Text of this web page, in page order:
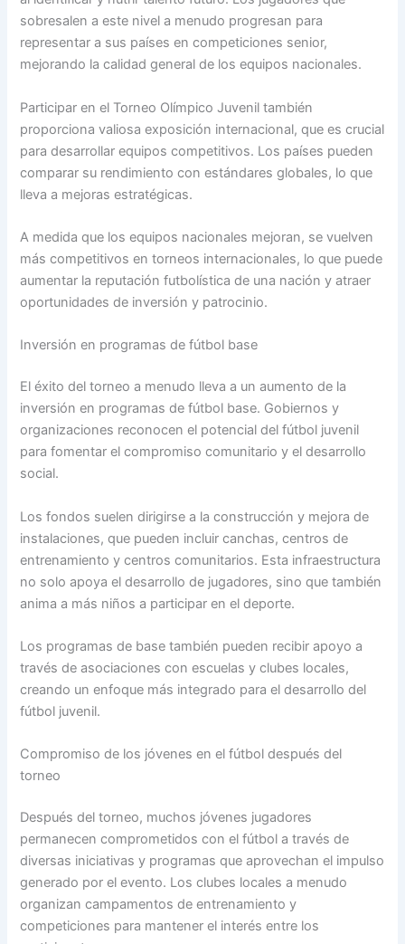
sobresalen a este nivel a menudo progresan para
representar a sus países en competiciones senior,
mejorando la calidad general de los equipos nacionales.
Participar en el Torneo Olímpico Juvenil también
proporciona valiosa exposición internacional, que es crucial
para desarrollar equipos competitivos. Los países pueden
comparar su rendimiento con estándares globales, lo que
lleva a mejoras estratégicas.
A medida que los equipos nacionales mejoran, se vuelven
más competitivos en torneos internacionales, lo que puede
aumentar la reputación futbolística de una nación y atraer
oportunidades de inversión y patrocinio.
Inversión en programas de fútbol base
El éxito del torneo a menudo lleva a un aumento de la
inversión en programas de fútbol base. Gobiernos y
organizaciones reconocen el potencial del fútbol juvenil
para fomentar el compromiso comunitario y el desarrollo
social.
Los fondos suelen dirigirse a la construcción y mejora de
instalaciones, que pueden incluir canchas, centros de
entrenamiento y centros comunitarios. Esta infraestructura
no solo apoya el desarrollo de jugadores, sino que también
anima a más niños a participar en el deporte.
Los programas de base también pueden recibir apoyo a
través de asociaciones con escuelas y clubes locales,
creando un enfoque más integrado para el desarrollo del
fútbol juvenil.
Compromiso de los jóvenes en el fútbol después del
torneo
Después del torneo, muchos jóvenes jugadores
permanecen comprometidos con el fútbol a través de
diversas iniciativas y programas que aprovechan el impulso
generado por el evento. Los clubes locales a menudo
organizan campamentos de entrenamiento y
competiciones para mantener el interés entre los